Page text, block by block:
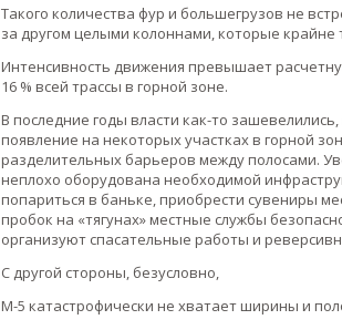
Такого количества фур и большегрузов не
за другом целыми колоннами, которые крайне
Интенсивность движения превышает
16 % всей трассы в горной зоне.
В последние годы власти как-то
появление на некоторых участках в горной
разделительных барьеров между полосами.
неплохо оборудована необходимой
попариться в баньке, приобрести сувениры
пробок на «тягунах» местные службы
организуют спасательные работы и
С другой стороны, безусловно,
М-5 катастрофически не хватает ширины и